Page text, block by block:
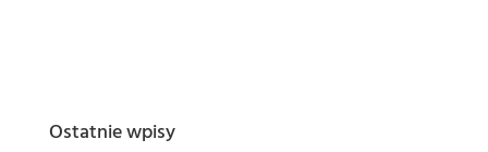
Ostatnie wpisy